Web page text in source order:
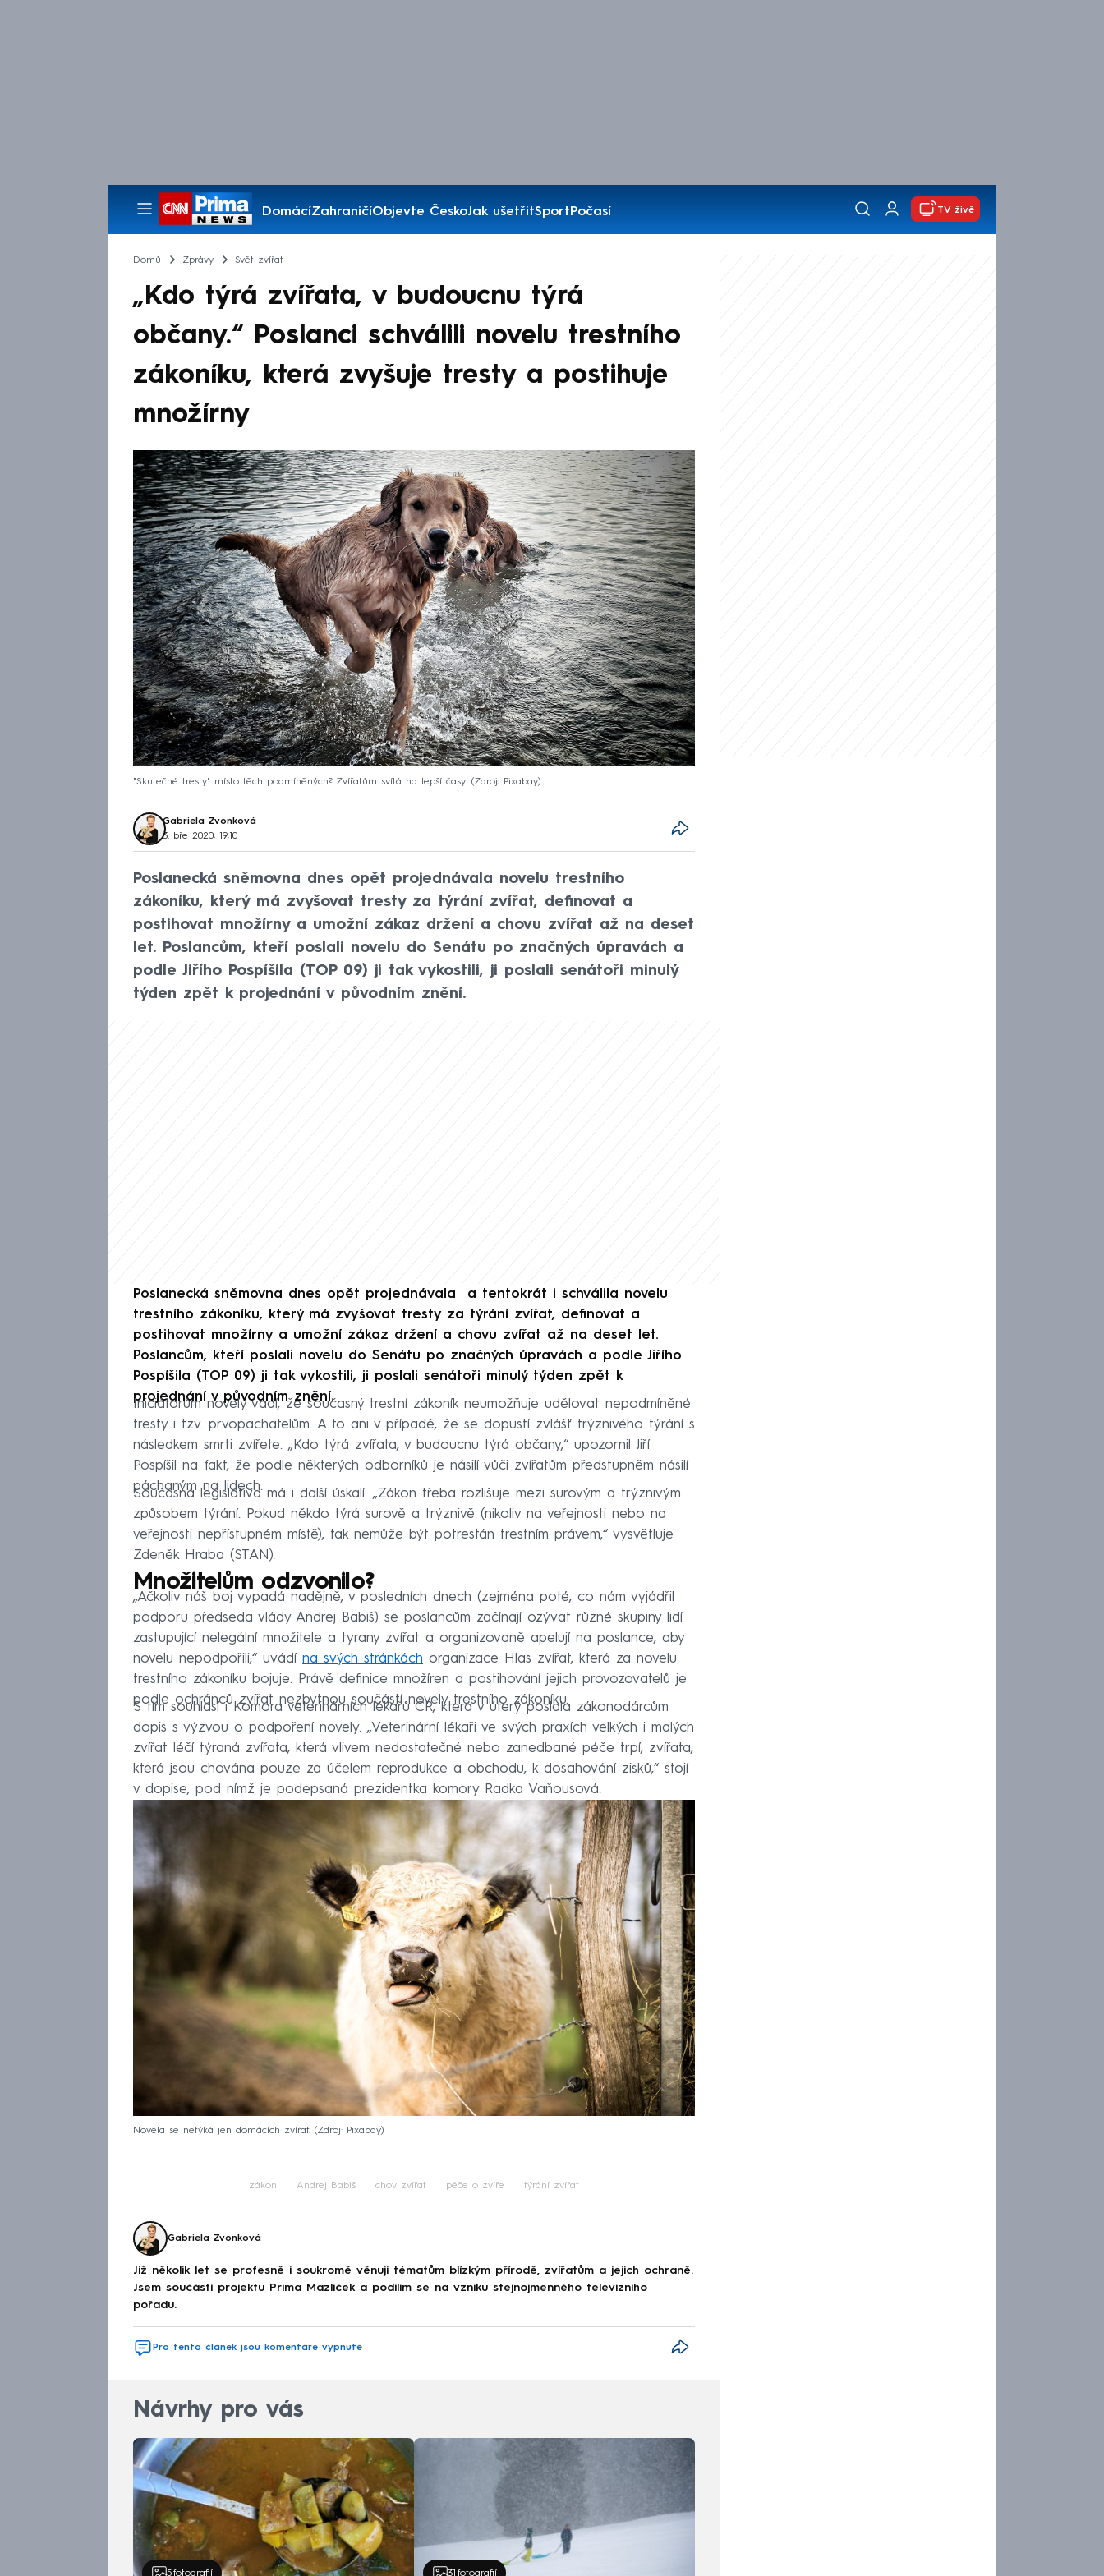
DomácíZahraničíObjevte ČeskoJak ušetřitSportPočasí
Pořady
TV živě
Domů Zprávy Svět zvířat
„Kdo týrá zvířata, v budoucnu týrá
občany.“ Poslanci schválili novelu trestního
zákoníku, která zvyšuje tresty a postihuje
množírny
"Skutečné tresty" místo těch podmíněných? Zvířatům svítá na lepší časy. Zdroj: Pixabay
Gabriela Zvonková
3. bře 2020, 19:10
Poslanecká sněmovna dnes opět projednávala novelu trestního
zákoníku, který má zvyšovat tresty za týrání zvířat, definovat a
postihovat množírny a umožní zákaz držení a chovu zvířat až na deset
let. Poslancům, kteří poslali novelu do Senátu po značných úpravách a
podle Jiřího Pospíšila (TOP 09) ji tak vykostili, ji poslali senátoři minulý
týden zpět k projednání v původním znění.
Poslanecká sněmovna dnes opět projednávala a tentokrát i schválila novelu
trestního zákoníku, který má zvyšovat tresty za týrání zvířat, definovat a
postihovat množírny a umožní zákaz držení a chovu zvířat až na deset let.
Poslancům, kteří poslali novelu do Senátu po značných úpravách a podle Jiřího
Pospíšila (TOP 09) ji tak vykostili, ji poslali senátoři minulý týden zpět k
projednání v původním znění.
Iniciátorům novely vadí, že současný trestní zákoník neumožňuje udělovat nepodmíněné
tresty i tzv. prvopachatelům. A to ani v případě, že se dopustí zvlášť trýznivého týrání s
následkem smrti zvířete. „Kdo týrá zvířata, v budoucnu týrá občany,“ upozornil Jiří
Pospíšil na fakt, že podle některých odborníků je násilí vůči zvířatům předstupněm násilí
páchaným na lidech.
Současná legislativa má i další úskalí. „Zákon třeba rozlišuje mezi surovým a trýznivým
způsobem týrání. Pokud někdo týrá surově a trýznivě (nikoliv na veřejnosti nebo na
veřejnosti nepřístupném místě), tak nemůže být potrestán trestním právem,“ vysvětluje
Zdeněk Hraba (STAN).
Množitelům odzvonilo?
„Ačkoliv náš boj vypadá nadějně, v posledních dnech (zejména poté, co nám vyjádřil
podporu předseda vlády Andrej Babiš) se poslancům začínají ozývat různé skupiny lidí
zastupující nelegální množitele a tyrany zvířat a organizovaně apelují na poslance, aby
novelu nepodpořili,“ uvádí na svých stránkách organizace Hlas zvířat, která za novelu
trestního zákoníku bojuje. Právě definice množíren a postihování jejich provozovatelů je
podle ochránců zvířat nezbytnou součástí novely trestního zákoníku.
S tím souhlasí i Komora veterinárních lékařů ČR, která v úterý poslala zákonodárcům
dopis s výzvou o podpoření novely. „Veterinární lékaři ve svých praxích velkých i malých
zvířat léčí týraná zvířata, která vlivem nedostatečné nebo zanedbané péče trpí, zvířata,
která jsou chována pouze za účelem reprodukce a obchodu, k dosahování zisků,“ stojí
v dopise, pod nímž je podepsaná prezidentka komory Radka Vaňousová.
Novela se netýká jen domácích zvířat. Zdroj: Pixabay
zákon Andrej Babiš chov zvířat péče o zvíře týrání zvířat
Gabriela Zvonková
Již několik let se profesně i soukromě věnuji tématům blízkým přírodě, zvířatům a jejich ochraně.
Jsem součástí projektu Prima Mazlíček a podílím se na vzniku stejnojmenného televizního
pořadu.
Pro tento článek jsou komentáře vypnuté
Návrhy pro vás
5 fotografií 31 fotografií